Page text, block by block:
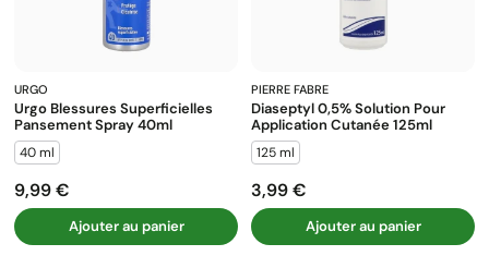
URGO
Urgo Blessures Superficielles
Pansement Spray 40ml
40 ml
Prix
9,99 €
Ajouter au panier
PIERRE FABRE
Diaseptyl 0,5% Solution Pour
Application Cutanée 125ml
125 ml
Prix
3,99 €
Ajouter au panier